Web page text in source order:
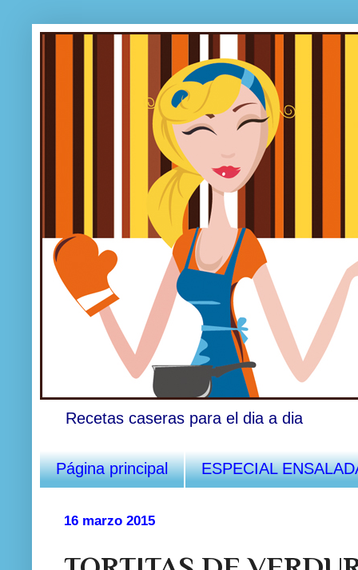
Recetas caseras para el dia a dia
Página principal ESPECIAL
16 marzo 2015